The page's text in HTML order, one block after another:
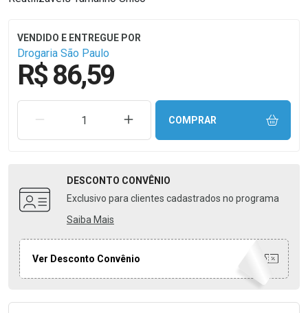
Drogaria São Paulo
R$ 86,59
REMOVER UMA UNIDADEAUMENTAR UMA UNIDADE
COMPRAR
DESCONTO CONVÊNIO
Exclusivo para clientes cadastrados no programa
Saiba Mais
Ver Desconto Convênio